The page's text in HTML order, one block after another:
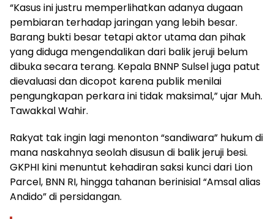
“Kasus ini justru memperlihatkan adanya dugaan
pembiaran terhadap jaringan yang lebih besar.
Barang bukti besar tetapi aktor utama dan pihak
yang diduga mengendalikan dari balik jeruji belum
dibuka secara terang. Kepala BNNP Sulsel juga patut
dievaluasi dan dicopot karena publik menilai
pengungkapan perkara ini tidak maksimal,” ujar Muh.
Tawakkal Wahir.
Rakyat tak ingin lagi menonton “sandiwara” hukum di
mana naskahnya seolah disusun di balik jeruji besi.
GKPHI kini menuntut kehadiran saksi kunci dari Lion
Parcel, BNN RI, hingga tahanan berinisial “Amsal alias
Andido” di persidangan.